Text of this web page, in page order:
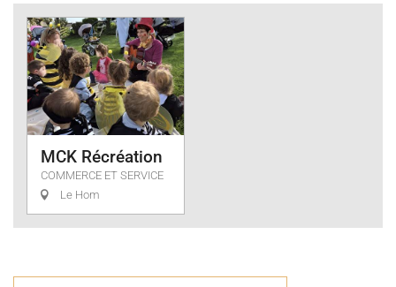
MCK Récréation
COMMERCE ET SERVICE
Le Hom